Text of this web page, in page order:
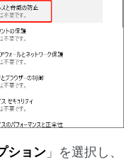
ション 」を選択し、